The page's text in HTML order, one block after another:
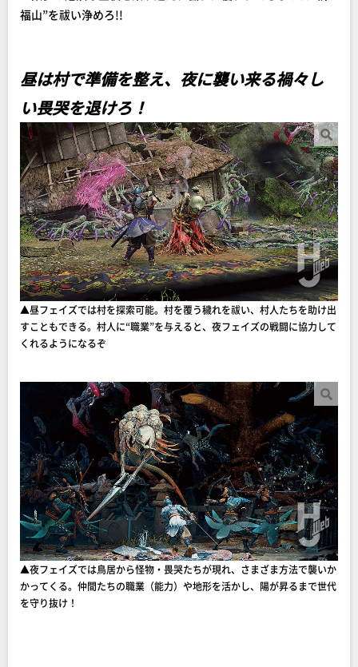
福山”を祓い浄めろ!!
昼は村で準備を整え、夜に襲い来る禍々し
い畏哭を退けろ！
▲昼フェイズでは村を探索可能。村を覆う穢れを祓い、村人たちを助け出
すこともできる。村人に“職業”を与えると、夜フェイズの戦闘に協力して
くれるようになるぞ
▲夜フェイズでは鳥居から怪物・畏哭たちが現れ、さまざま方法で襲いか
かってくる。仲間たちの職業（能力）や地形を活かし、陽が昇るまで世代
を守り抜け！